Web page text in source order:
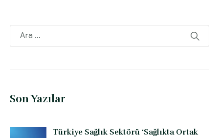
Son Yazılar
Türkiye Sağlık Sektörü ‘Sağlıkta Ortak